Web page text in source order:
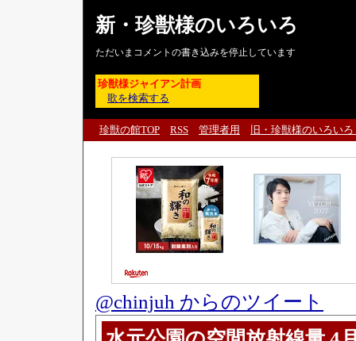
新・珍獣様のいろいろ
ただいまコメントの書き込みを停止しています
珍獣様ジャイアン計画
歌を検索する
珍獣の館TOP RSS 管理者用 旧・珍獣様のいろい
@chinjuh からのツイート